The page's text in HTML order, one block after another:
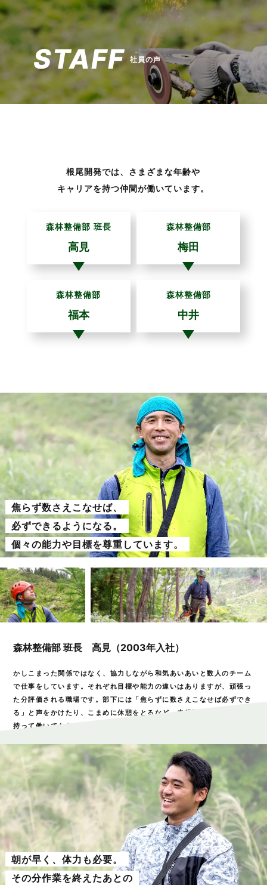
STAFF 社員の声
根尾開発では、さまざまな年齢や
キャリアを持つ仲間が働いています。
森林整備部 班長
高見
森林整備部
梅田
森林整備部
福本
森林整備部
中井
焦らず数さえこなせば、
必ずできるようになる。
個々の能力や目標を尊重しています。
森林整備部 班長 高見（2003年入社）
かしこまった関係ではなく、協力しながら和気あいあいと数人のチーム
で仕事をしています。それぞれ目標や能力の違いはありますが、頑張っ
た分評価される職場です。部下には「焦らずに数さえこなせば必ずでき
る」と声をかけたり、こまめに休憩をとるなど、未経験者でも安心感を
持って働いてもらえる環境づくりを心がけています。
朝が早く、体力も必要。
その分作業を終えたあとの